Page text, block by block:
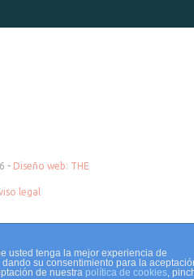
- Diseño web: THE
legal
usted tenga la mejor experiencia de
su consentimiento para la
de nuestra política de cookies,